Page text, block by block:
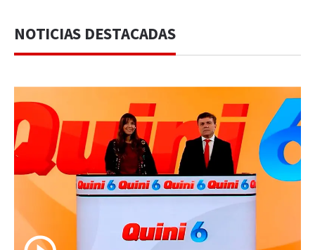
NOTICIAS DESTACADAS